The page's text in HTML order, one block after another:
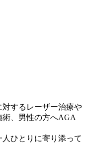
するレーザー治療や
術、男性の方へAGA
ひとりに寄り添って